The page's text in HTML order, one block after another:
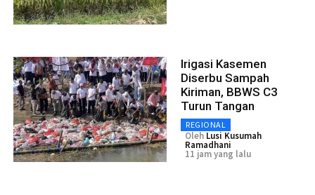
Irigasi Kasemen
Diserbu Sampah
Kiriman, BBWS C3
Turun Tangan
REGIONAL
Oleh Lusi Kusumah
Ramadhani
11 jam yang lalu